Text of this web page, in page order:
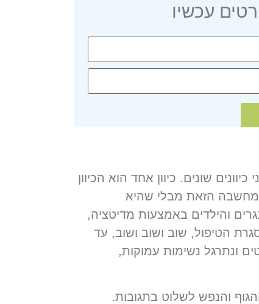
עכשיו
שונים. כיוון אחד הוא הכיוון
הזאת מבלי שהיא
והילדים באמצעות מדיטציה,
הטיפול, שוב ושוב ושוב, עד
ונתרגל נשימות עמוקות,
והנפש לשלוט בתגובות.